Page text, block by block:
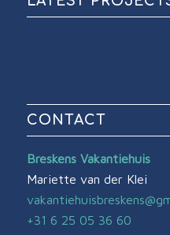
CONTACT
Breskens Vakantiehuis
Mariette van der Klei
+31 6 25 05 36 60